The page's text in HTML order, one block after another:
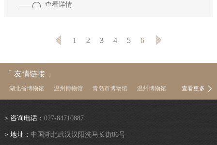
馆)将于1月17日(周六)上午10：00，举办“青少年手绘灯笼作
画、涂鸦、剪纸、贴纸等创作形式，完成既具传统韵味、又
别具新意的彩绘灯笼。同时推出的还有剪纸贴画等游戏。活
查看详情
1 2 3 4 5 6
「 友情链接 」
湖北省博物馆 温州博物馆 青岛市博物馆 温州博物馆
河南博物院 湖南省博物馆
中国国家博物馆 故宫博物院 中国文物信息网
查看更多
> 咨询电话： 027-84710887
> 地址： 中国湖北武汉汉阳洗马长街86号